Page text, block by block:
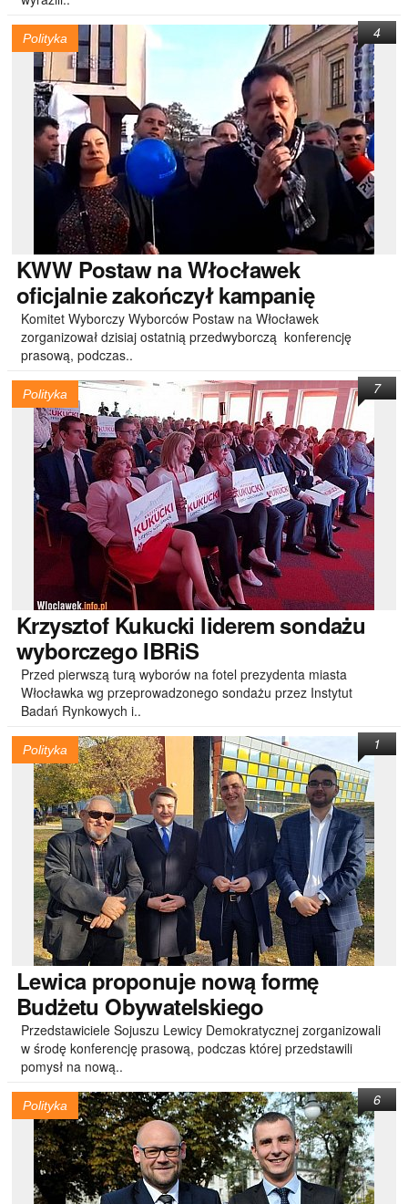
Polityka
KWWPostaw na Włocławek
oficjalnie zakończył kampanię
Komitet Wyborczy Wyborców Postaw na Włocławek
zorganizował dzisiaj ostatnią przedwyborczą konferencję
prasową, podczas..
4
Polityka
Krzysztof Kukucki liderem sondażu
wyborczego IBRiS
Przed pierwszą turą wyborów na fotel prezydenta miasta
Włocławka wg przeprowadzonego sondażu przez Instytut
Badań Rynkowych i..
7
Polityka
Lewicaproponuje nową formę
Budżetu Obywatelskiego
Przedstawiciele Sojuszu Lewicy Demokratycznej zorganizowali
w środę konferencję prasową, podczas której przedstawili
pomysł na nową..
1
Polityka 6